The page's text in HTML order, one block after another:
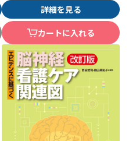
詳細を見る
カートに入れる